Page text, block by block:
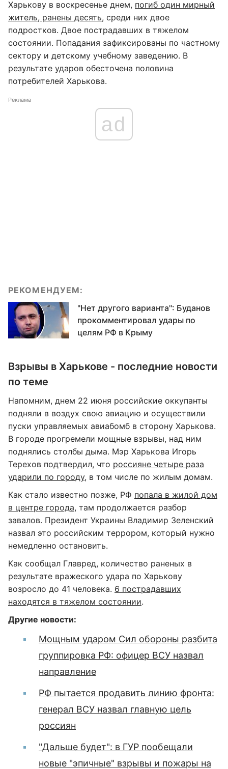
Харькову в воскресенье днем, погиб один мирный
житель, ранены десять, среди них двое
подростков. Двое пострадавших в тяжелом
состоянии. Попадания зафиксированы по частному
сектору и детскому учебному заведению. В
результате ударов обесточена половина
потребителей Харькова.
Реклама
ad
РЕКОМЕНДУЕМ:
"Нет другого варианта": Буданов
прокомментировал удары по
целям РФ в Крыму
Взрывы в Харькове - последние новости
по теме
Напомним, днем 22 июня российские оккупанты
подняли в воздух свою авиацию и осуществили
пуски управляемых авиабомб в сторону Харькова.
В городе прогремели мощные взрывы, над ним
поднялись столбы дыма. Мэр Харькова Игорь
Терехов подтвердил, что россияне четыре раза
ударили по городу, в том числе по жилым домам.
Как стало известно позже, РФ попала в жилой дом
в центре города, там продолжается разбор
завалов. Президент Украины Владимир Зеленский
назвал это российским террором, который нужно
немедленно остановить.
Как сообщал Главред, количество раненых в
результате вражеского удара по Харькову
возросло до 41 человека. 6 пострадавших
находятся в тяжелом состоянии.
Другие новости:
Мощным ударом Сил обороны разбита
группировка РФ: офицер ВСУ назвал
направление
РФ пытается продавить линию фронта:
генерал ВСУ назвал главную цель
россиян
"Дальше будет": в ГУР пообещали
новые "эпичные" взрывы и пожары на